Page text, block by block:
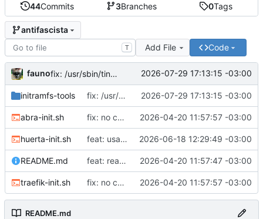
44Commits 3Branches 0Tags
antifascista
T Add File Code
fauno fix: /usr/sbin/tinc no existe 2026-07-29 17:13:15 -03:00
initramfs-tools fix: /usr/sbin/tinc no existe 2026-07-29 17:13:15 -03:00
abra-init.sh fix: no correr como root 2026-04-20 11:57:57 -03:00
huerta-init.sh feat: usar proveedores alternativos de dns 2026-06-18 12:29:49 -03:00
README.md feat: readme 2026-04-20 11:57:47 -03:00
traefik-init.sh fix: no correr como root 2026-04-20 11:57:57 -03:00
README.md